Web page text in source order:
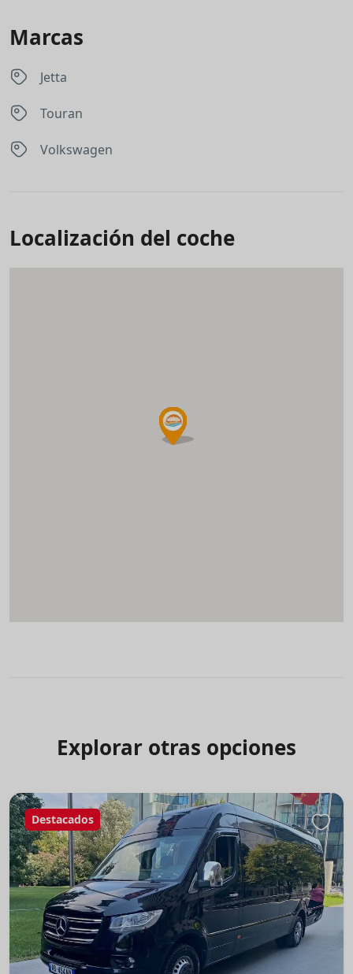
Marcas
Jetta
Touran
Volkswagen
Localización del coche
Explorar otras opciones
Destacados